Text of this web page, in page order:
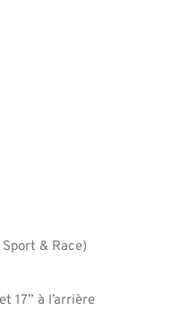
& Race)
17” à l’arrière